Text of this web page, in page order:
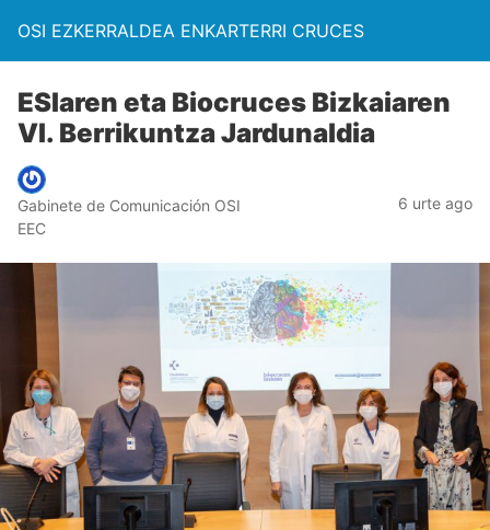
OSI EZKERRALDEA ENKARTERRI CRUCES
ESIaren eta Biocruces Bizkaiaren
VI. Berrikuntza Jardunaldia
Gabinete de Comunicación OSI
EEC
6 urte ago